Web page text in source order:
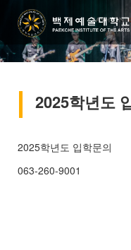
2025학년도
2025학년도 입학문의
063-260-9001